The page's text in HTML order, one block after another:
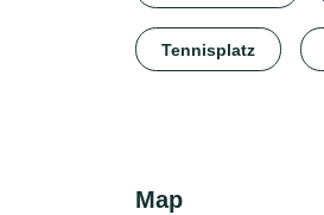
Tennisplatz
Map